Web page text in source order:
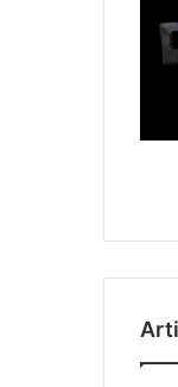
MÊS
FIRE